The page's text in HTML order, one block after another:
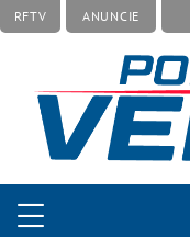
RFTV ANUNCIE